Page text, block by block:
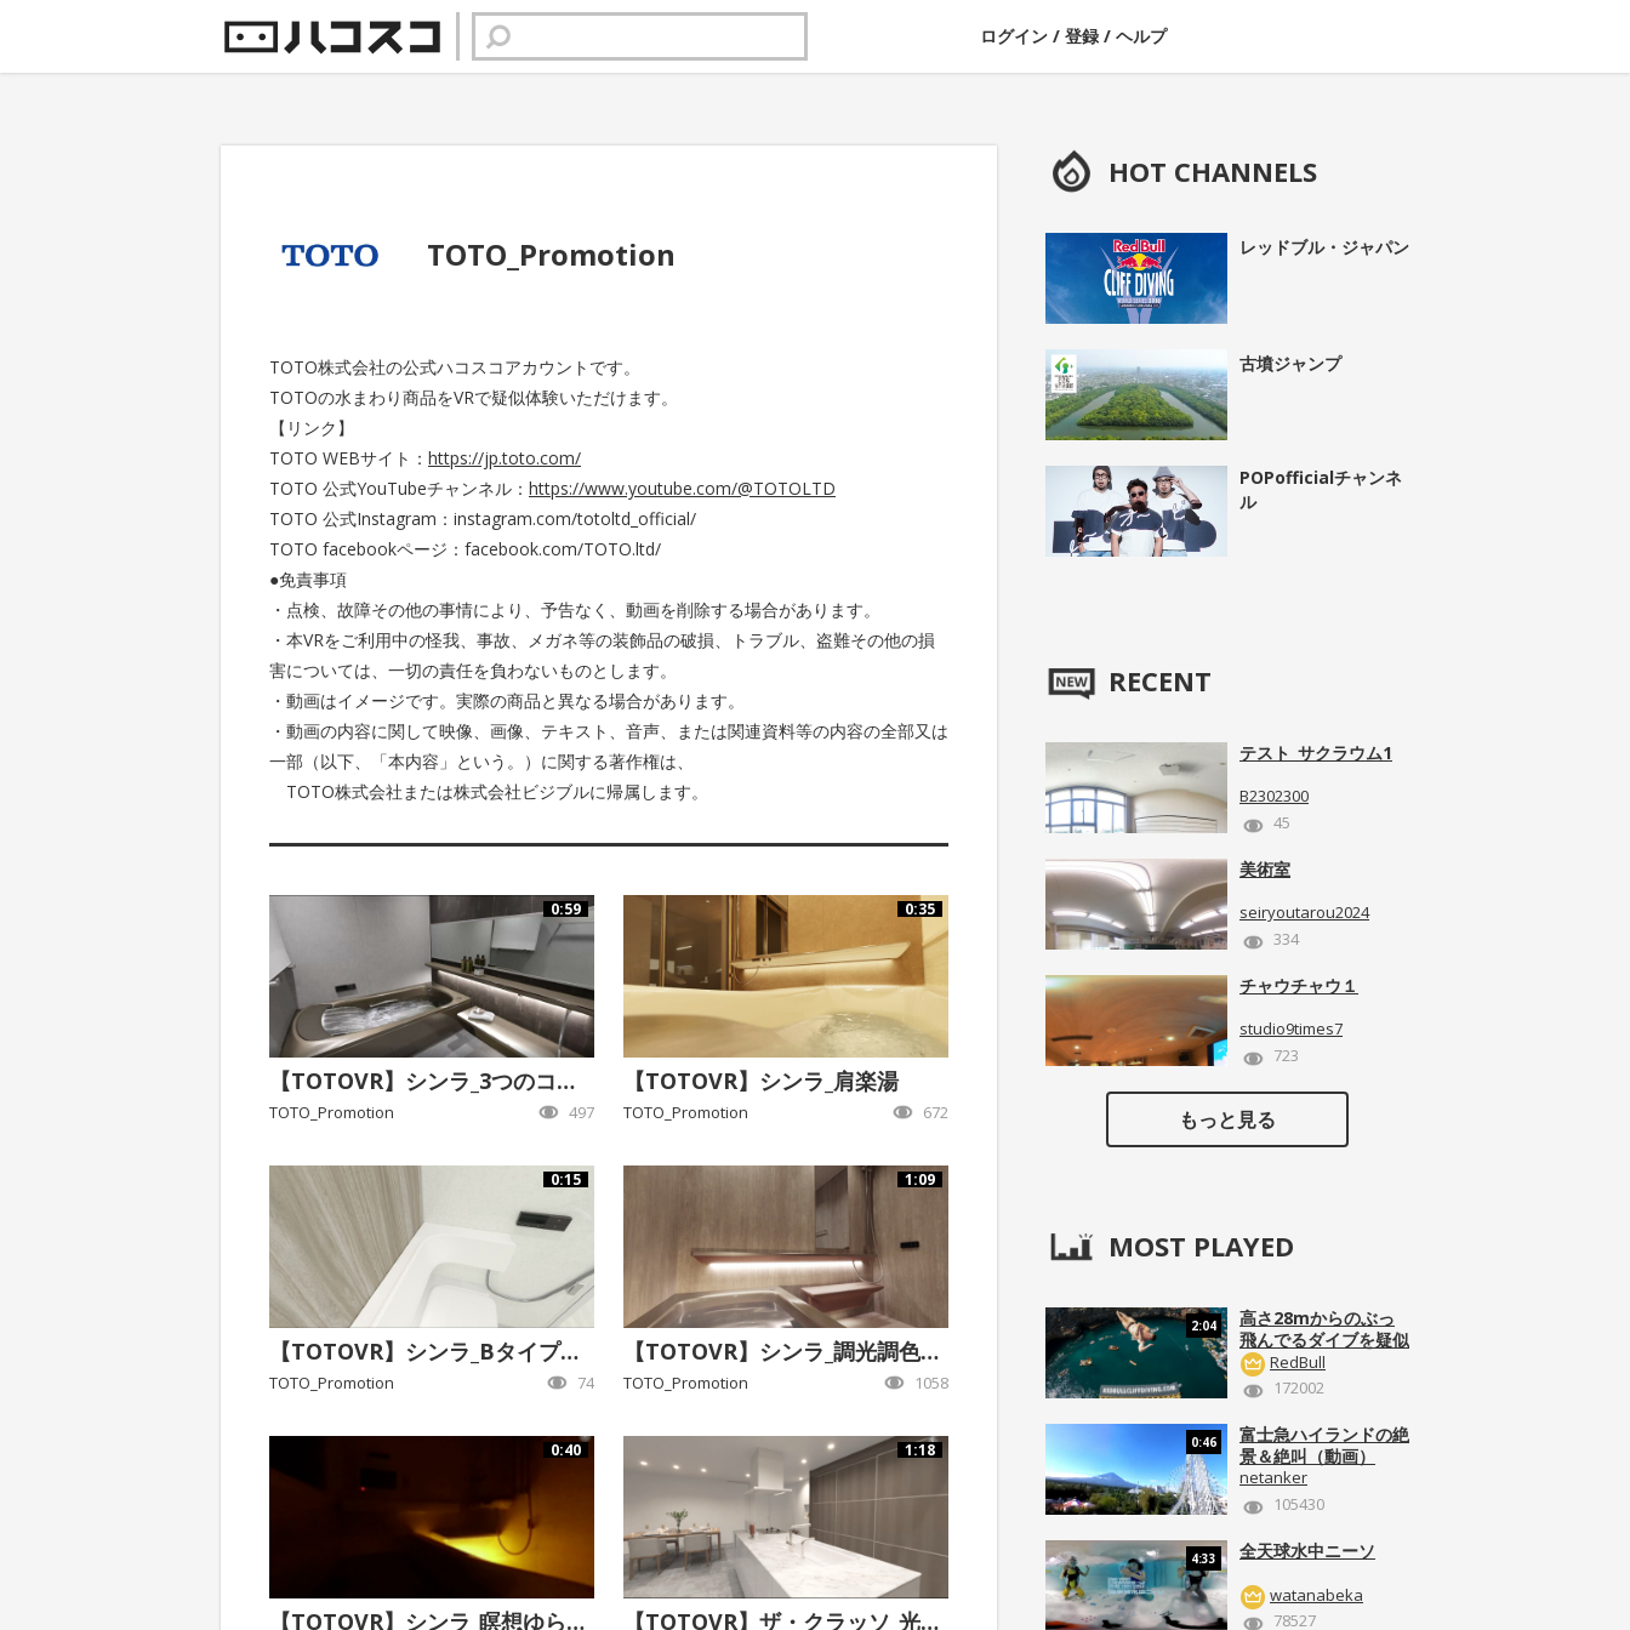
ログイン / 登録 / ヘルプ
TOTO_Promotion
TOTO株式会社の公式ハコスコアカウントです。
TOTOの水まわり商品をVRで疑似体験いただけます。
【リンク】
TOTO WEBサイト： https://jp.toto.com/
TOTO 公式YouTubeチャンネル： https://www.youtube.com/@TOTOLTD
TOTO 公式Instagram：instagram.com/totoltd_official/
TOTO facebookページ：facebook.com/TOTO.ltd/
●免責事項
・点検、故障その他の事情により、予告なく、動画を削除する場合があります。
・本VRをご利用中の怪我、事故、メガネ等の装飾品の破損、トラブル、盗難その他の損
害については、一切の責任を負わないものとします。
・動画はイメージです。実際の商品と異なる場合があります。
・動画の内容に関して映像、画像、テキスト、音声、または関連資料等の内容の全部又は
一部（以下、「本内容」という。）に関する著作権は、
TOTO株式会社または株式会社ビジブルに帰属します。
0:59
【TOTOVR】シンラ_3つのコーディネート
TOTO_Promotion 497
0:35
【TOTOVR】シンラ_肩楽湯
TOTO_Promotion 672
0:15
【TOTOVR】シンラ_Bタイプ空間イメージ
TOTO_Promotion 74
1:09
【TOTOVR】シンラ_調光調色システム
TOTO_Promotion 1058
0:40
【TOTOVR】シンラ_瞑想ゆらぎモード
1:18
【TOTOVR】ザ・クラッソ_光のうつろい
HOT CHANNELS
レッドブル・ジャパン
古墳ジャンプ
POPofficialチャンネ
ル
RECENT
テスト_サクラウム1
B2302300
45
美術室
seiryoutarou2024
334
チャウチャウ１
studio9times7
723
もっと見る
MOST PLAYED
2:04
高さ28mからのぶっ
飛んでるダイブを疑似
体験！RedBull
172002
0:46
富士急ハイランドの絶
景＆絶叫（動画）
netanker
105430
4:33 全天球水中ニーソ
watanabeka
78527